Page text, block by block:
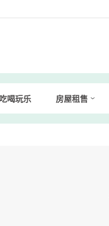
吃喝玩乐 房屋租售